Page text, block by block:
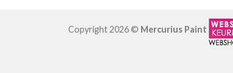
Copyright 2026 © Mercurius Paint